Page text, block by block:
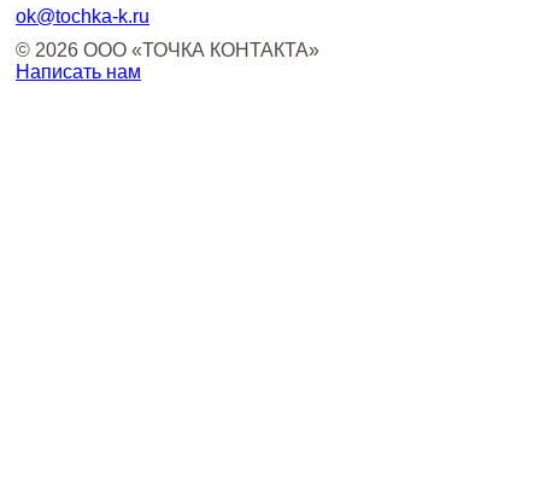
ok@tochka-k.ru
© 2026 ООО «ТОЧКА КОНТАКТА»
Написать нам